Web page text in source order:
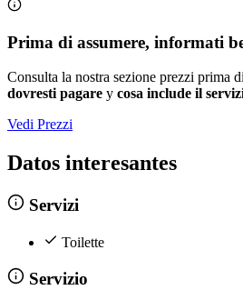
Prima di assumere, informati
Consulta la nostra sezione prezzi prima
dovresti pagare y cosa include il
Vedi Prezzi
Datos interesantes
Servizi
Toilette
Servizio